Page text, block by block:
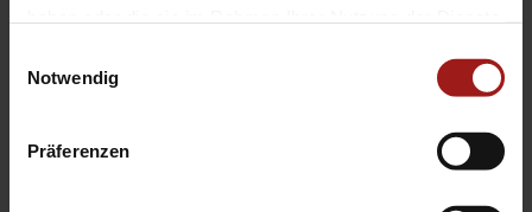
Notwendig
Präferenzen
Die Fahrzeugbeschreibung dient
Identifizierung des Fahrzeuges und
kaufrechtlichen Sinne dar.